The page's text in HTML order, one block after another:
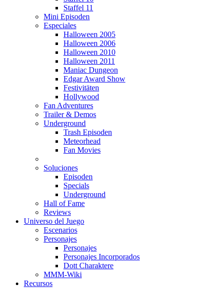
Staffel 11
Mini Episoden
Especiales
Halloween 2005
Halloween 2006
Halloween 2010
Halloween 2011
Maniac Dungeon
Edgar Award Show
Festivitäten
Hollywood
Fan Adventures
Trailer & Demos
Underground
Trash Episoden
Meteorhead
Fan Movies
Soluciones
Episoden
Specials
Underground
Hall of Fame
Reviews
Universo del Juego
Escenarios
Personajes
Personajes
Personajes Incorporados
Dott Charaktere
MMM-Wiki
Recursos